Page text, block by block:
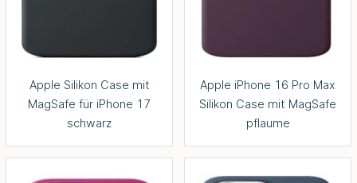
Apple Silikon Case mit
MagSafe für iPhone 17
schwarz
Apple iPhone 16 Pro Max
Silikon Case mit MagSafe
pflaume